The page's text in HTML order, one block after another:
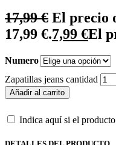
17,99€ El precio
17,99 €.7,99 €El
Numero
Zapatillas jeans cantidad
Añadir al carrito
Indica aquí si el